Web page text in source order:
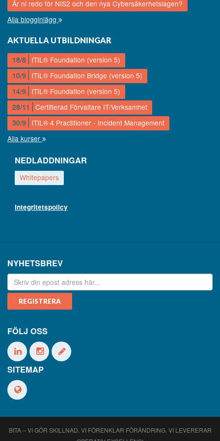
Är ni redo för NIS2 och den nya Cybersäkerhetslagen?
Alla blogginlägg
AKTUELLA UTBILDNINGAR
18/8
ITIL® Foundation (version 5)
10/9
ITIL® Foundation Bridge (version 5)
14/9
ITIL® Foundation (version 5)
28/11
Certifierad Förvaltare IT/Verksamhet
30/9
ITIL® 4 Practitioner - Incident Management
Alla kurser
NEDLADDNINGAR
Whitepapers
Integritetspolicy
NYHETSBREV
FÖLJ OSS
SITEMAP
BITA – VI GÖR SKILLNAD. VI FÖRENKLAR FÖRÄNDRING. VI LEVERERAR